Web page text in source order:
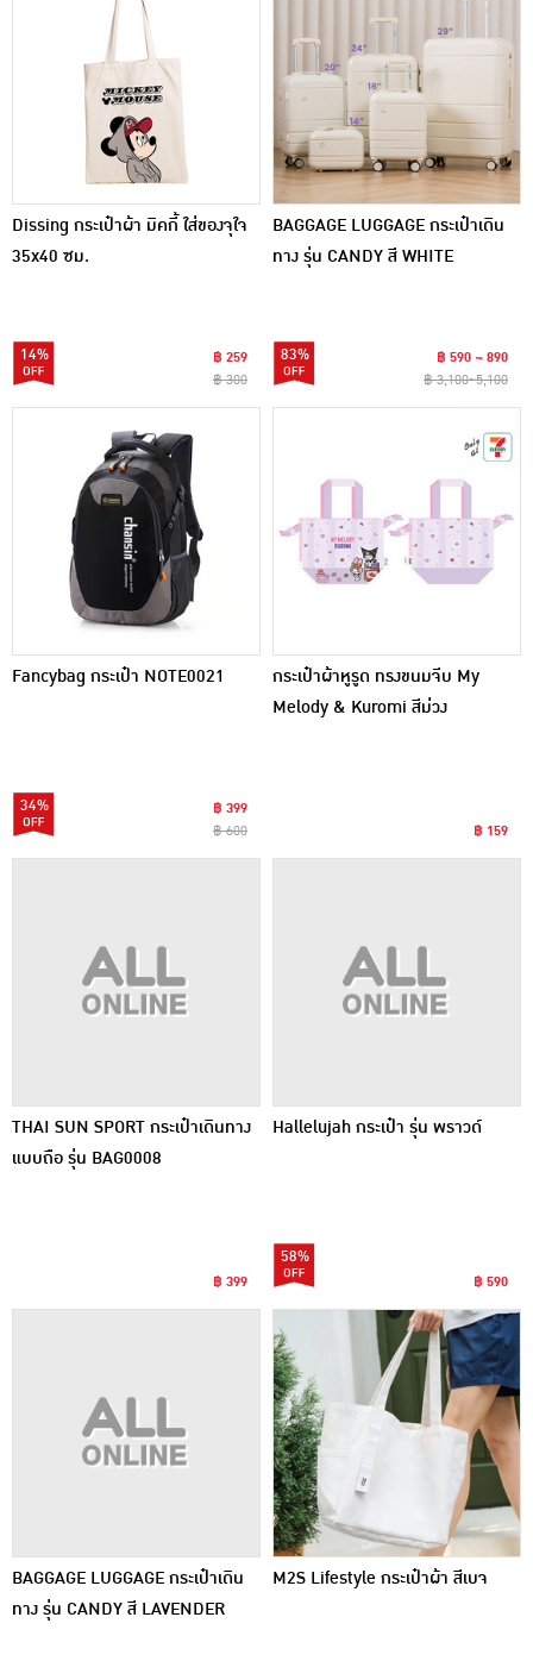
Dissing กระเป๋าผ้า มิคกี้ ใส่ของจุใจ
35x40 ซม.
14%
฿ 259
฿ 300
BAGGAGE LUGGAGE กระเป๋าเดิน
ทาง รุ่น CANDY สี WHITE
83%
฿ 590 ~ 890
฿ 3,100~5,100
Fancybag กระเป๋า NOTE0021
34%
฿ 399
฿ 600
กระเป๋าผ้าหูรูด ทรงขนมจีบ My
Melody & Kuromi สีม่วง
฿ 159
THAI SUN SPORT กระเป๋าเดินทาง
แบบถือ รุ่น BAG0008
฿ 399
Hallelujah กระเป๋า รุ่น พราวด์
58%
฿ 590
BAGGAGE LUGGAGE กระเป๋าเดิน
ทาง รุ่น CANDY สี LAVENDER
M2S Lifestyle กระเป๋าผ้า สีเบจ